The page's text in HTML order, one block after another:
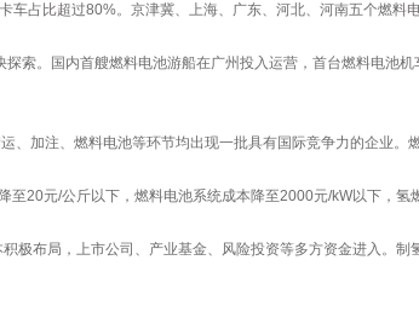
车占比超过80%。京津冀、上海、广东、河北、河南五个燃
索。国内首艘燃料电池游船在广州投入运营，首台燃料电池
加注、燃料电池等环节均出现一批具有国际竞争力的企业
20元/公斤以下，燃料电池系统成本降至2000元/kW以下，
极布局，上市公司、产业基金、风险投资等多方资金进入。